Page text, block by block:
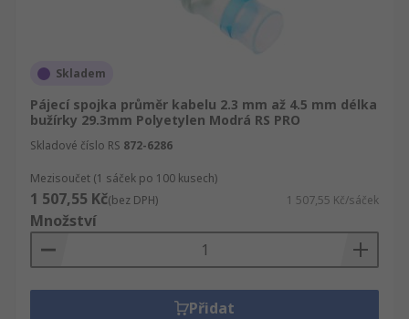
Skladem
Pájecí spojka průměr kabelu 2.3 mm až 4.5 mm délka
bužírky 29.3mm Polyetylen Modrá RS PRO
Skladové číslo RS 872-6286
Mezisoučet (1 sáček po 100 kusech)
1 507,55 Kč(bez DPH) 1 507,55 Kč/sáček
Množství
Přidat